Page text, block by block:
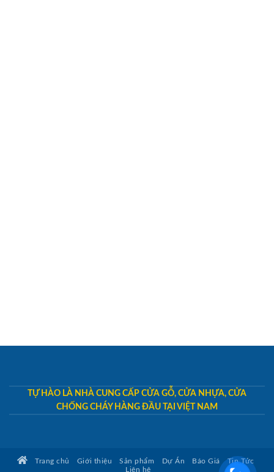
TỰ HÀO LÀ NHÀ CUNG CẤP CỬA GỖ, CỬA NHỰA, CỬA
CHỐNG CHÁY HÀNG ĐẦU TẠI VIỆT NAM
Trang chủ Giới thiệu Sản phẩm Dự Án Báo Giá
Tin Tức
Liên hệ